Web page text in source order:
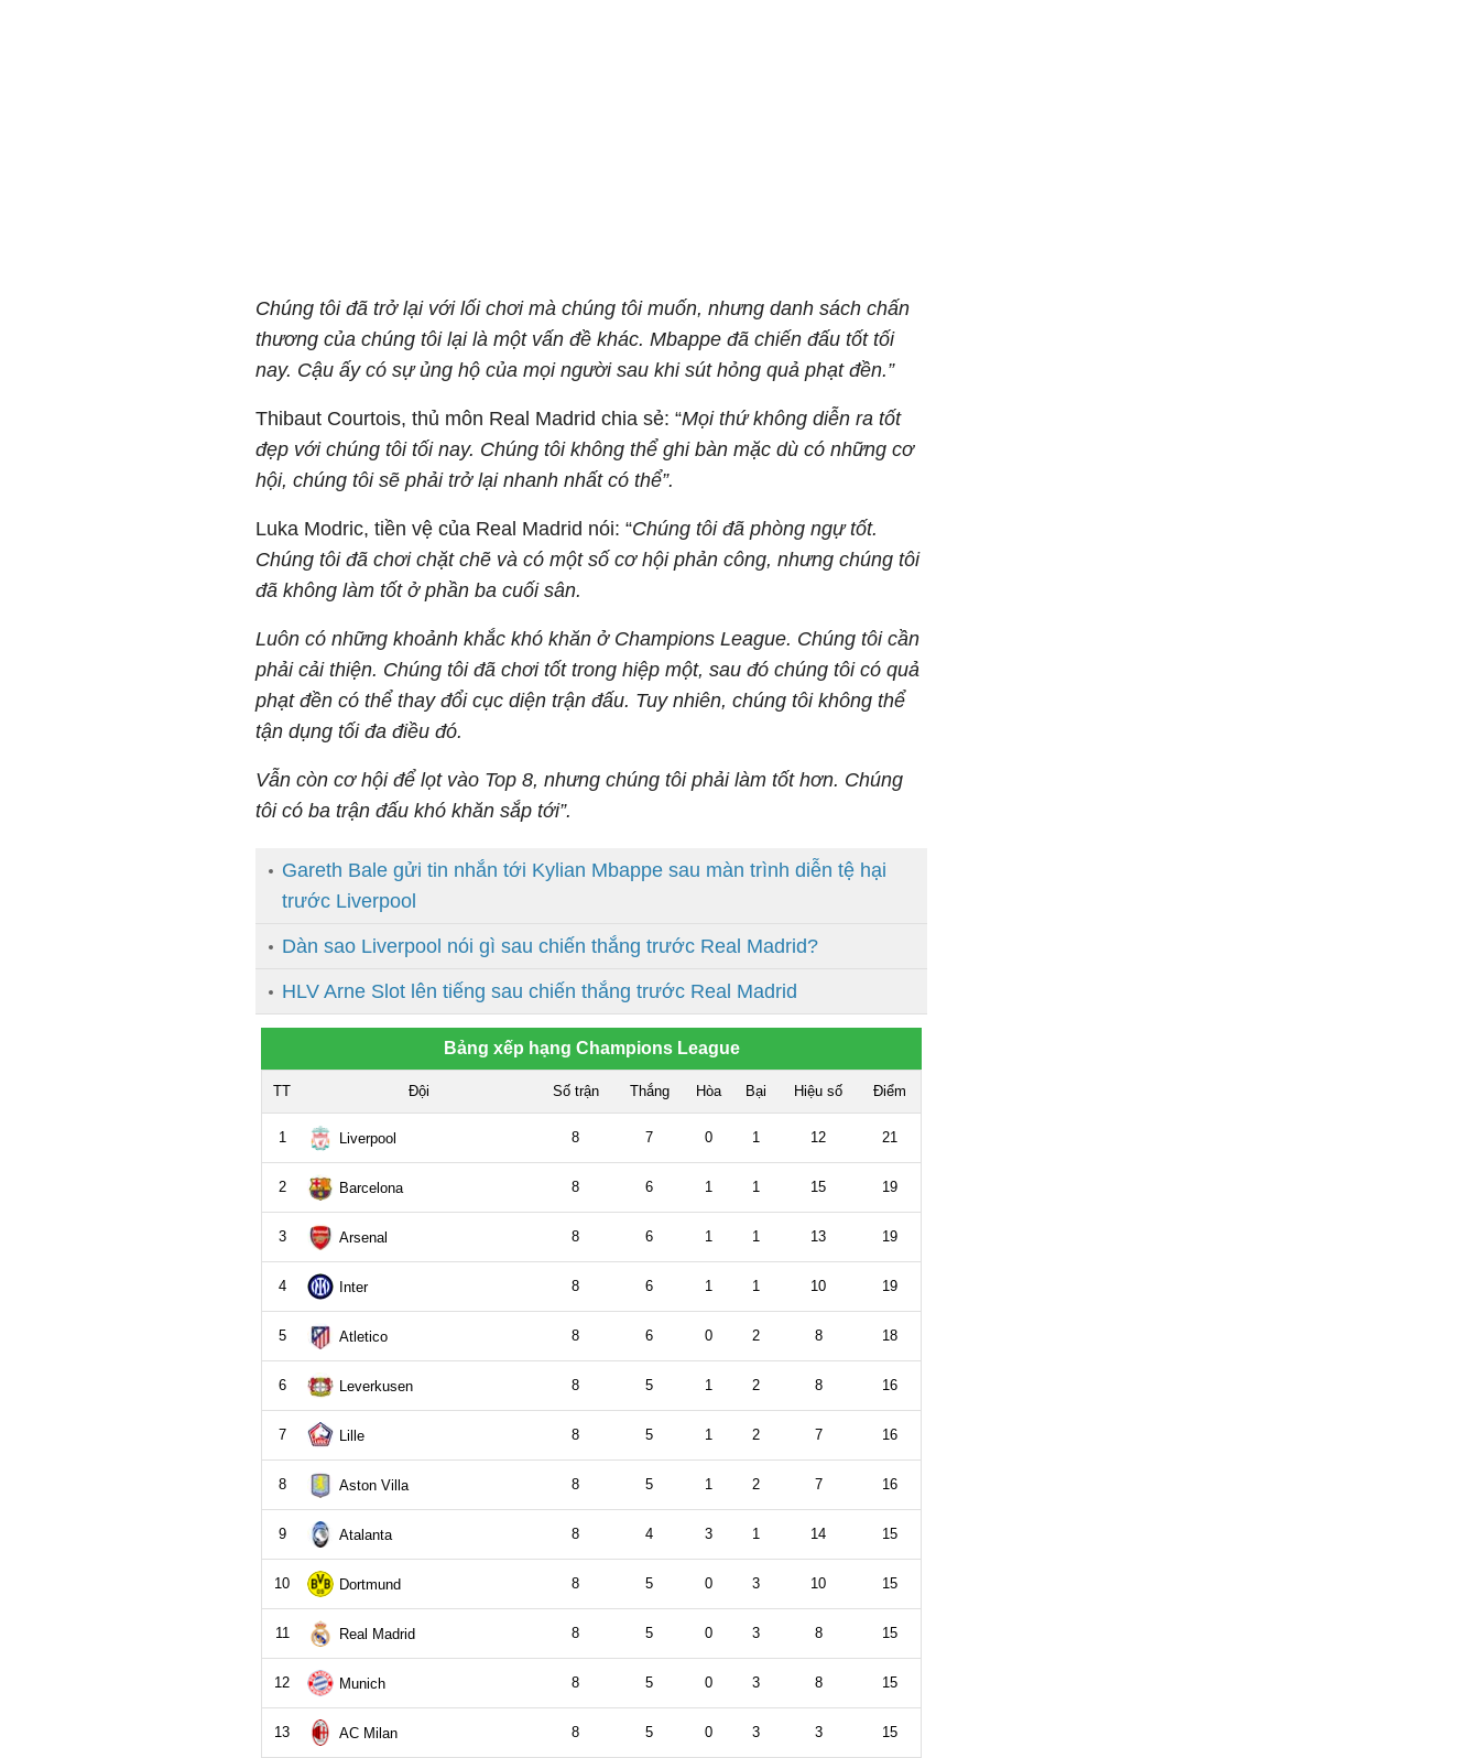
Chúng tôi đã trở lại với lối chơi mà chúng tôi muốn, nhưng danh sách chấn
thương của chúng tôi lại là một vấn đề khác. Mbappe đã chiến đấu tốt tối
nay. Cậu ấy có sự ủng hộ của mọi người sau khi sút hỏng quả phạt đền.”
Thibaut Courtois, thủ môn Real Madrid chia sẻ: “Mọi thứ không diễn ra tốt
đẹp với chúng tôi tối nay. Chúng tôi không thể ghi bàn mặc dù có những cơ
hội, chúng tôi sẽ phải trở lại nhanh nhất có thể”.
Luka Modric, tiền vệ của Real Madrid nói: “Chúng tôi đã phòng ngự tốt.
Chúng tôi đã chơi chặt chẽ và có một số cơ hội phản công, nhưng chúng tôi
đã không làm tốt ở phần ba cuối sân.
Luôn có những khoảnh khắc khó khăn ở Champions League. Chúng tôi cần
phải cải thiện. Chúng tôi đã chơi tốt trong hiệp một, sau đó chúng tôi có quả
phạt đền có thể thay đổi cục diện trận đấu. Tuy nhiên, chúng tôi không thể
tận dụng tối đa điều đó.
Vẫn còn cơ hội để lọt vào Top 8, nhưng chúng tôi phải làm tốt hơn. Chúng
tôi có ba trận đấu khó khăn sắp tới”.
Gareth Bale gửi tin nhắn tới Kylian Mbappe sau màn trình diễn tệ hại
trước Liverpool
Dàn sao Liverpool nói gì sau chiến thắng trước Real Madrid?
HLV Arne Slot lên tiếng sau chiến thắng trước Real Madrid